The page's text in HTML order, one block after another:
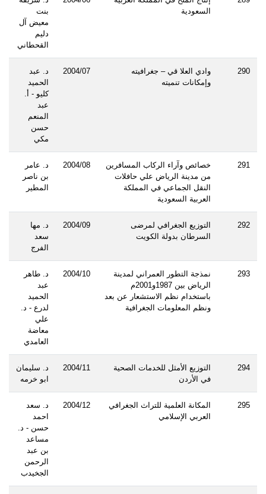
السعودية
بنت
معيض آل
دليم
القحطاني
290
وادي العلا قي – جغرافيته
وإمكانات تنميته
2004/07
د. عبد
الحميد
كليو - أ.
عبد
المنعم
حسن
مكي
291
خصائص وآراء الركاب المسافرين
من مدينة الرياض علي حافلات
النقل الجماعي في المملكة
العربية السعودية
2004/08
د. عامر
بن ناصر
المطير
292
التوزيع الجغرافي لمرضى
السرطان بدولة الكويت
2004/09
د. مها
سعد
الفرج
293
نمذجة التطور العمراني لمدينة
الرياض بين 1987و2001م
باستخدام نظم الاستشعار عن بعد
ونظم المعلومات الجغرافية
2004/10
د. طاهر
عبد
الحميد
لدرع - د.
علي
معاضة
العامدي
294
التوزيع الأمثل للخدمات الصحية
في الأردن
2004/11
د. سليمان
ابو خرمه
295
المكانة العلمية للتراث الجغرافي
العربي الإسلامي
2004/12
د. سعد
احمد
حسن - د.
مساعد
بن عبد
الرحمن
الجخيدب